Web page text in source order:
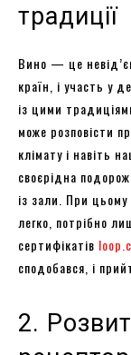
традиції
Вино — це
країн, і участь у
із цими
може розповісти
клімату і навіть
своєрідна
із зали. При цьому
легко, потрібно
сертифікатів
сподобався, і
2.